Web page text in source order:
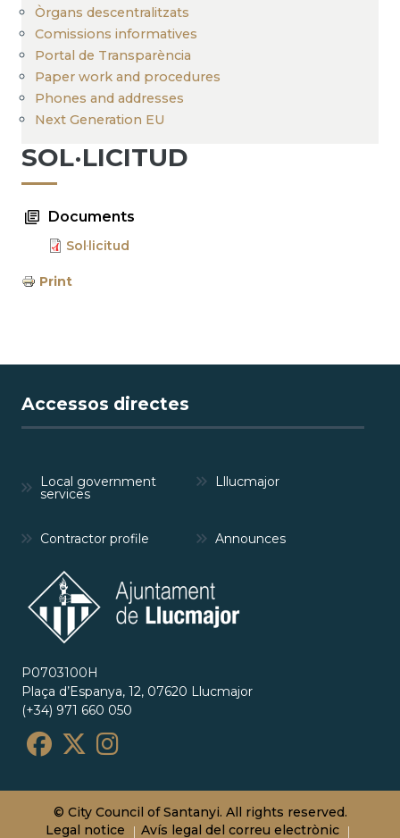
ANUNCIS
Òrgans descentralitzats
Comissions informatives
Portal de Transparència
Paper work and procedures
Phones and addresses
Next Generation EU
SOL·LICITUD
Documents
Sol·licitud
Print
Accessos directes
Local government
services
Lllucmajor
Contractor profile Announces
P0703100H
Plaça d’Espanya, 12, 07620 Llucmajor
(+34) 971 660 050
© City Council of Santanyi. All rights reserved.
Legal notice
Avís legal del correu electrònic